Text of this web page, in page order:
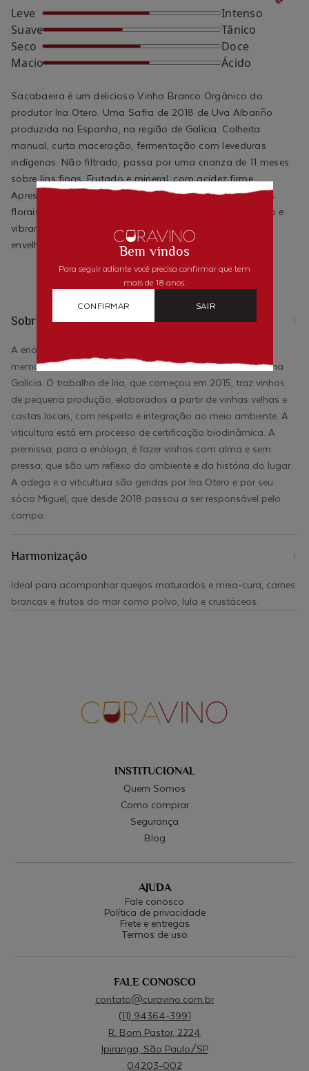
Bem vindos
Para seguir adiante você precisa confirmar que tem
mais de 18 anos.
CONFIRMAR
SAIR
Leve
Intenso
Suave
Tânico
Seco
Doce
Macio
Ácido
Sacabaeira é um delicioso Vinho Branco Orgânico do
produtor Iria Otero. Uma Safra de 2018 de Uva Albariño
produzida na Espanha, na região de Galícia. Colheita
manual, curta maceração, fermentação com leveduras
indígenas. Não filtrado, passa por uma crianza de 11 meses
sobre lías finas. Frutado e mineral, com acidez firme.
Apresenta uma expressão pura e sedutora, com aromas
florais, ervas e notas cítricas. No paladar, é fresco, salino e
vibrante, com estrutura e untuoso. Possui potencial de
envelhecimento.
Sobre o produtor
A enóloga Iria Otero Mazoy produz vinhos que contém a
memória dos terroirs de Rias Baixas, Valdeorras e Ribeiro, na
Galícia. O trabalho de Iria, que começou em 2015, traz vinhos
de pequena produção, elaborados a partir de vinhas velhas e
castas locais, com respeito e integração ao meio ambiente. A
viticultura está em processo de certificação biodinâmica. A
premissa, para a enóloga, é fazer vinhos com alma e sem
pressa; que são um reflexo do ambiente e da história do lugar.
A adega e a viticultura são geridas por Iria Otero e por seu
sócio Miguel, que desde 2018 passou a ser responsável pelo
campo.
Harmonização
Ideal para acompanhar queijos maturados e meia-cura, carnes
brancas e frutos do mar como polvo, lula e crustáceos.
INSTITUCIONAL
Quem Somos
Como comprar
Segurança
Blog
AJUDA
Fale conosco
Política de privacidade
Frete e entregas
Termos de uso
FALE CONOSCO
contato@curavino.com.br
(11) 94364-3991
R. Bom Pastor, 2224
Ipiranga, São Paulo/SP
04203-002